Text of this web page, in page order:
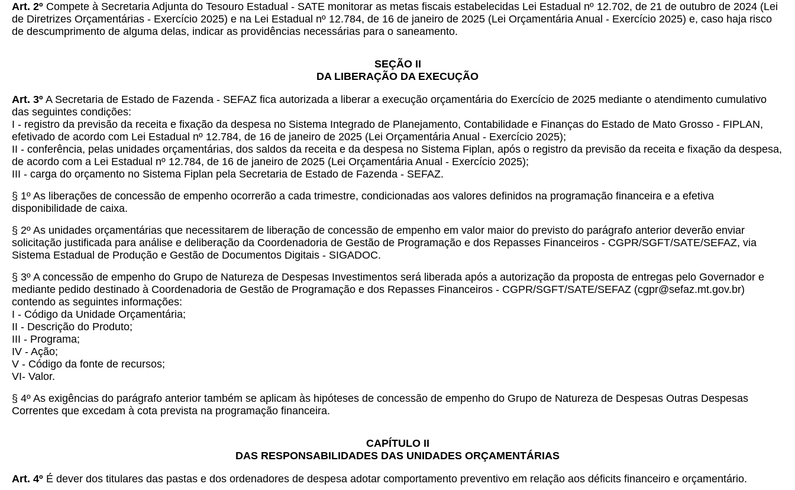
Art. 2º Compete à Secretaria Adjunta do Tesouro Estadual - SATE monitorar as metas fiscais estabelecidas Lei Estadual nº 12.702, de 21 de outubro de 2024 (Lei
de Diretrizes Orçamentárias - Exercício 2025) e na Lei Estadual nº 12.784, de 16 de janeiro de 2025 (Lei Orçamentária Anual - Exercício 2025) e, caso haja risco
de descumprimento de alguma delas, indicar as providências necessárias para o saneamento.
SEÇÃO II
DA LIBERAÇÃO DA EXECUÇÃO
Art. 3º A Secretaria de Estado de Fazenda - SEFAZ fica autorizada a liberar a execução orçamentária do Exercício de 2025 mediante o atendimento cumulativo
das seguintes condições:
I - registro da previsão da receita e fixação da despesa no Sistema Integrado de Planejamento, Contabilidade e Finanças do Estado de Mato Grosso - FIPLAN,
efetivado de acordo com Lei Estadual nº 12.784, de 16 de janeiro de 2025 (Lei Orçamentária Anual - Exercício 2025);
II - conferência, pelas unidades orçamentárias, dos saldos da receita e da despesa no Sistema Fiplan, após o registro da previsão da receita e fixação da despesa,
de acordo com a Lei Estadual nº 12.784, de 16 de janeiro de 2025 (Lei Orçamentária Anual - Exercício 2025);
III - carga do orçamento no Sistema Fiplan pela Secretaria de Estado de Fazenda - SEFAZ.
§ 1º As liberações de concessão de empenho ocorrerão a cada trimestre, condicionadas aos valores definidos na programação financeira e a efetiva
disponibilidade de caixa.
§ 2º As unidades orçamentárias que necessitarem de liberação de concessão de empenho em valor maior do previsto do parágrafo anterior deverão enviar
solicitação justificada para análise e deliberação da Coordenadoria de Gestão de Programação e dos Repasses Financeiros - CGPR/SGFT/SATE/SEFAZ, via
Sistema Estadual de Produção e Gestão de Documentos Digitais - SIGADOC.
§ 3º A concessão de empenho do Grupo de Natureza de Despesas Investimentos será liberada após a autorização da proposta de entregas pelo Governador e
mediante pedido destinado à Coordenadoria de Gestão de Programação e dos Repasses Financeiros - CGPR/SGFT/SATE/SEFAZ (cgpr@sefaz.mt.gov.br)
contendo as seguintes informações:
I - Código da Unidade Orçamentária;
II - Descrição do Produto;
III - Programa;
IV - Ação;
V - Código da fonte de recursos;
VI- Valor.
§ 4º As exigências do parágrafo anterior também se aplicam às hipóteses de concessão de empenho do Grupo de Natureza de Despesas Outras Despesas
Correntes que excedam à cota prevista na programação financeira.
CAPÍTULO II
DAS RESPONSABILIDADES DAS UNIDADES ORÇAMENTÁRIAS
Art. 4º É dever dos titulares das pastas e dos ordenadores de despesa adotar comportamento preventivo em relação aos déficits financeiro e orçamentário.